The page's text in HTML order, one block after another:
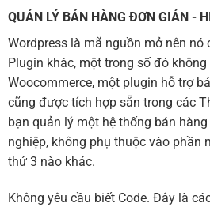
QUẢN LÝ BÁN HÀNG ĐƠN GIẢN -
Wordpress là mã nguồn mở nên
Plugin khác, một trong số đó
Woocommerce, một plugin hỗ trợ
cũng được tích hợp sẵn trong các
bạn quản lý một hệ thống bán
nghiệp, không phụ thuộc vào phần
thứ 3 nào khác.
Không yêu cầu biết Code. Đây là